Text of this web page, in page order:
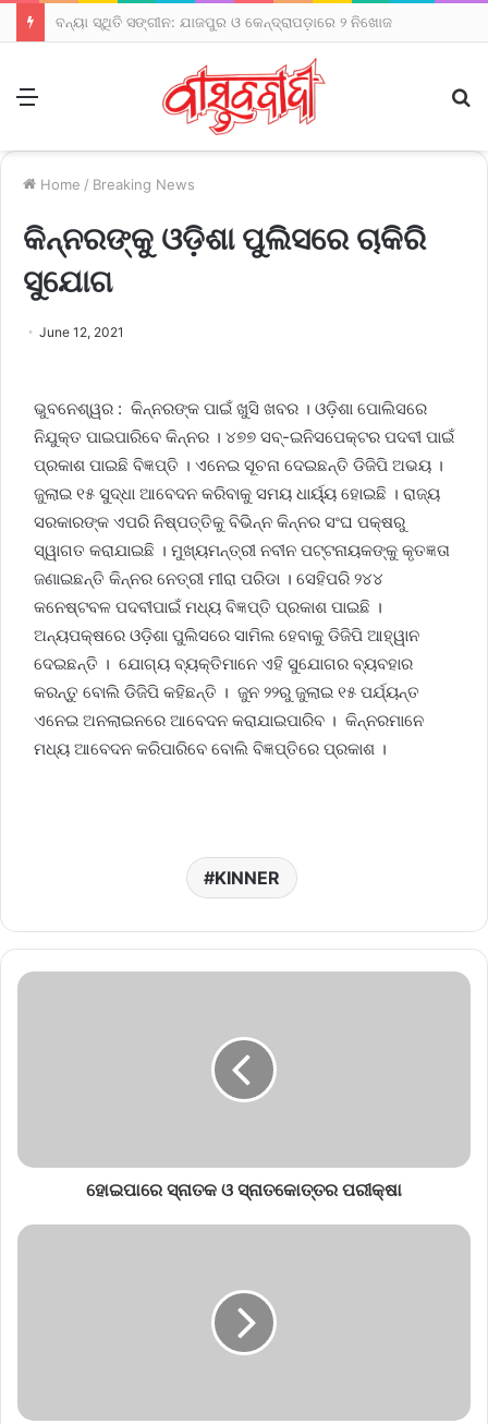
ବନ୍ୟା ସ୍ଥିତି ସଙ୍ଗୀନ: ଯାଜପୁର ଓ କେନ୍ଦ୍ରାପଡ଼ାରେ ୨ ନିଖୋଜ
Home / Breaking News
କିନ୍ନରଙ୍କୁ ଓଡ଼ିଶା ପୁଲିସରେ ଚାକିରି
ସୁଯୋଗ
June 12, 2021
ଭୁବନେଶ୍ୱର : କିନ୍ନରଙ୍କ ପାଇଁ ଖୁସି ଖବର । ଓଡ଼ିଶା ପୋଲିସରେ
ନିଯୁକ୍ତ ପାଇପାରିବେ କିନ୍ନର । ୪୭୭ ସବ୍-ଇନିସପେକ୍ଟର ପଦବୀ ପାଇଁ
ପ୍ରକାଶ ପାଇଛି ବିଜ୍ଞପ୍ତି । ଏନେଇ ସୂଚନା ଦେଇଛନ୍ତି ଡିଜିପି ଅଭୟ ।
ଜୁଲାଇ ୧୫ ସୁଦ୍ଧା ଆବେଦନ କରିବାକୁ ସମୟ ଧାର୍ୟ୍ୟ ହୋଇଛି । ରାଜ୍ୟ
ସରକାରଙ୍କ ଏପରି ନିଷ୍ପତ୍ତିକୁ ବିଭିନ୍ନ କିନ୍ନର ସଂଘ ପକ୍ଷରୁ
ସ୍ୱାଗତ କରାଯାଇଛି । ମୁଖ୍ୟମନ୍ତ୍ରୀ ନବୀନ ପଟ୍ଟନାୟକଙ୍କୁ କୃତଜ୍ଞତା
ଜଣାଇଛନ୍ତି କିନ୍ନର ନେତ୍ରୀ ମୀରା ପରିଡା । ସେହିପରି ୨୪୪
କନେଷ୍ଟବଳ ପଦବୀପାଇଁ ମଧ୍ୟ ବିଜ୍ଞପ୍ତି ପ୍ରକାଶ ପାଇଛି ।
ଅନ୍ୟପକ୍ଷରେ ଓଡ଼ିଶା ପୁଲିସରେ ସାମିଲ ହେବାକୁ ଡିଜିପି ଆହ୍ୱାନ
ଦେଇଛନ୍ତି । ଯୋଗ୍ୟ ବ୍ୟକ୍ତିମାନେ ଏହି ସୁଯୋଗର ବ୍ୟବହାର
କରନ୍ତୁ ବୋଲି ଡିଜିପି କହିଛନ୍ତି । ଜୁନ ୨୨ରୁ ଜୁଲାଇ ୧୫ ପର୍ଯ୍ୟନ୍ତ
ଏନେଇ ଅନଲାଇନରେ ଆବେଦନ କରାଯାଇପାରିବ । କିନ୍ନରମାନେ
ମଧ୍ୟ ଆବେଦନ କରିପାରିବେ ବୋଲି ବିଜ୍ଞପ୍ତିରେ ପ୍ରକାଶ ।
KINNER
ହୋଇପାରେ ସ୍ନାତକ ଓ ସ୍ନାତକୋତ୍ତର ପରୀକ୍ଷା